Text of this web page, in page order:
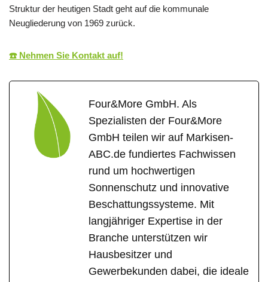
Struktur der heutigen Stadt geht auf die kommunale
Neugliederung von 1969 zurück.
☎️ Nehmen Sie Kontakt auf!
Four&More GmbH. Als
Spezialisten der Four&More
GmbH teilen wir auf Markisen-
ABC.de fundiertes Fachwissen
rund um hochwertigen
Sonnenschutz und innovative
Beschattungssysteme. Mit
langjähriger Expertise in der
Branche unterstützen wir
Hausbesitzer und
Gewerbekunden dabei, die ideale